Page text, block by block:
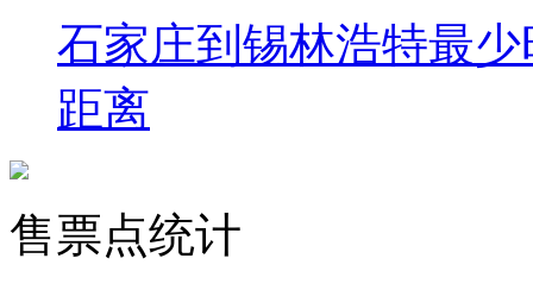
石家庄到锡林浩特最少
距离
售票点统计